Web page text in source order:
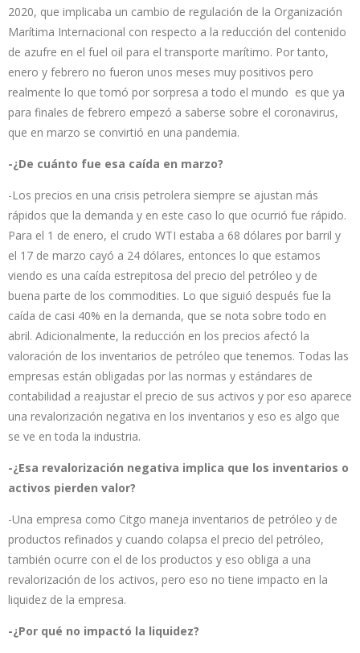
2020, que implicaba un cambio de regulación de la Organización
Marítima Internacional con respecto a la reducción del contenido
de azufre en el fuel oil para el transporte marítimo. Por tanto,
enero y febrero no fueron unos meses muy positivos pero
realmente lo que tomó por sorpresa a todo el mundo es que ya
para finales de febrero empezó a saberse sobre el coronavirus,
que en marzo se convirtió en una pandemia.
-¿De cuánto fue esa caída en marzo?
-Los precios en una crisis petrolera siempre se ajustan más
rápidos que la demanda y en este caso lo que ocurrió fue rápido.
Para el 1 de enero, el crudo WTI estaba a 68 dólares por barril y
el 17 de marzo cayó a 24 dólares, entonces lo que estamos
viendo es una caída estrepitosa del precio del petróleo y de
buena parte de los commodities. Lo que siguió después fue la
caída de casi 40% en la demanda, que se nota sobre todo en
abril. Adicionalmente, la reducción en los precios afectó la
valoración de los inventarios de petróleo que tenemos. Todas las
empresas están obligadas por las normas y estándares de
contabilidad a reajustar el precio de sus activos y por eso aparece
una revalorización negativa en los inventarios y eso es algo que
se ve en toda la industria.
-¿Esa revalorización negativa implica que los inventarios o
activos pierden valor?
-Una empresa como Citgo maneja inventarios de petróleo y de
productos refinados y cuando colapsa el precio del petróleo,
también ocurre con el de los productos y eso obliga a una
revalorización de los activos, pero eso no tiene impacto en la
liquidez de la empresa.
-¿Por qué no impactó la liquidez?